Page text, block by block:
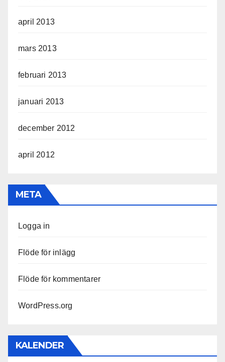
april 2013
mars 2013
februari 2013
januari 2013
december 2012
april 2012
META
Logga in
Flöde för inlägg
Flöde för kommentarer
WordPress.org
KALENDER